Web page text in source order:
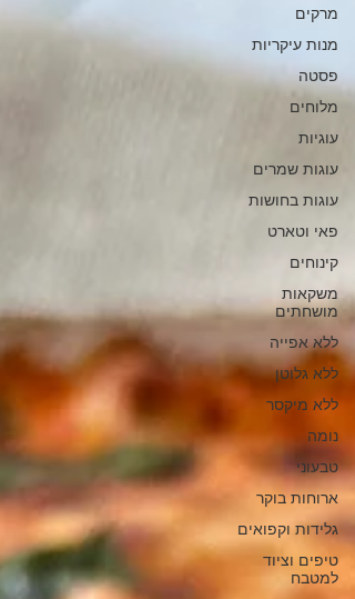
מרקים
מנות עיקריות
פסטה
מלוחים
עוגיות
עוגות שמרים
עוגות בחושות
פאי וטארט
קינוחים
משקאות
מושחתים
ללא אפייה
ללא גלוטן
ללא מיקסר
נומה
טבעוני
ארוחות בוקר
גלידות וקפואים
טיפים וציוד
למטבח